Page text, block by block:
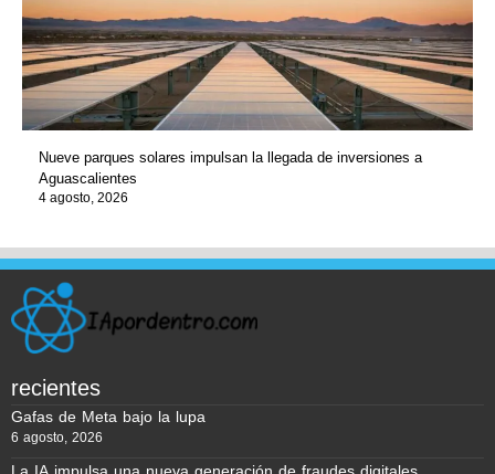
Nueve parques solares impulsan la llegada de inversiones a
Aguascalientes
4 agosto, 2026
recientes
Gafas de Meta bajo la lupa
6 agosto, 2026